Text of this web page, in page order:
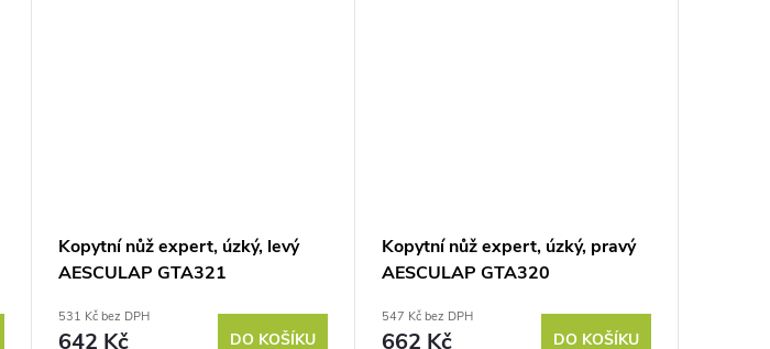
Kopytní nůž expert, úzký, levý
AESCULAP GTA321
531 Kč bez DPH
642 Kč DO KOŠÍKU
Kopytní nůž expert, úzký, pravý
AESCULAP GTA320
547 Kč bez DPH
662 Kč DO KOŠÍKU